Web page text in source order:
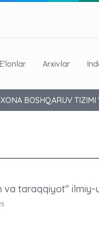
Arxivlar
BOSHQARUV
va taraqqiyot" ilmiy-